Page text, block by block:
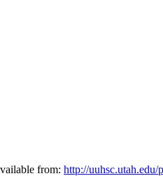
from: http://uuhsc.utah.edu/